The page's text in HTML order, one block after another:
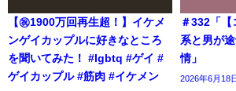
【㊗️1900万回再生超！】イケメ
ンゲイカップルに好きなところ
を聞いてみた！ #lgbtq #ゲイ #
ゲイカップル #筋肉 #イケメン
＃332「
系と男が
情」
2026年6月18